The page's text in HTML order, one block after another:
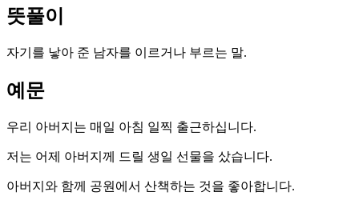
뜻풀이
자기를 낳아 준 남자를 이르거나 부르는 말.
예문
우리 아버지는 매일 아침 일찍 출근하십니다.
저는 어제 아버지께 드릴 생일 선물을 샀습니다.
아버지와 함께 공원에서 산책하는 것을 좋아합니다.